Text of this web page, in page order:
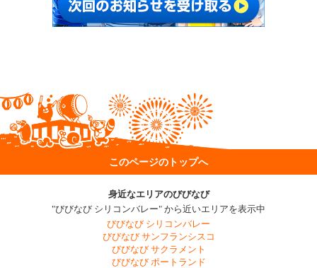
このページのトップへ
身近なエリアのびびなび
"びびなび シリコンバレー" から近いエリアを表示中
びびなび シリコンバレー
びびなび サンフランシスコ
びびなび サクラメント
びびなび ポートランド